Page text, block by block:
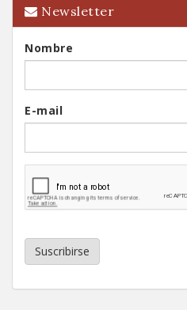
Newsletter
Nombre
E-mail
Suscribirse